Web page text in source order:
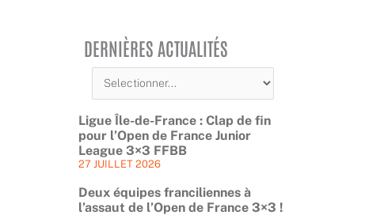
DERNIÈRES ACTUALITÉS
Ligue Île-de-France : Clap de fin
pour l’Open de France Junior
League 3×3 FFBB
27 JUILLET 2026
Deux équipes franciliennes à
l’assaut de l’Open de France 3×3 !